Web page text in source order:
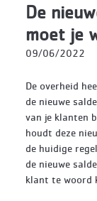
De
moet je
09/06/2022
De overheid
de nieuwe
van je klanten
houdt deze
de huidige
de nieuwe
klant te woord